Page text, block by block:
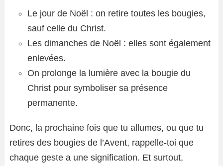
Le jour de Noël : on retire toutes les bougies,
sauf celle du Christ.
Les dimanches de Noël : elles sont également
enlevées.
On prolonge la lumière avec la bougie du
Christ pour symboliser sa présence
permanente.
Donc, la prochaine fois que tu allumes, ou que tu
retires des bougies de l’Avent, rappelle-toi que
chaque geste a une signification. Et surtout,